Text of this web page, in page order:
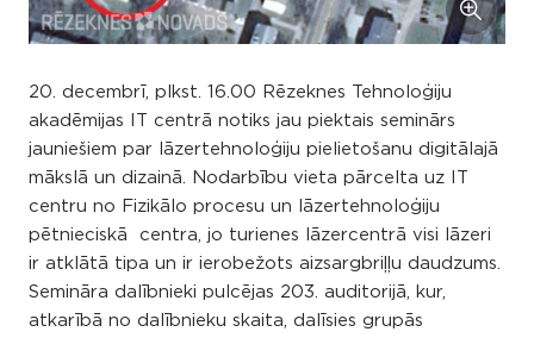
20. decembrī, plkst. 16.00 Rēzeknes Tehnoloģiju
akadēmijas IT centrā notiks jau piektais seminārs
jauniešiem par lāzertehnoloģiju pielietošanu digitālajā
mākslā un dizainā. Nodarbību vieta pārcelta uz IT
centru no Fizikālo procesu un lāzertehnoloģiju
pētnieciskā centra, jo turienes lāzercentrā visi lāzeri
ir atklātā tipa un ir ierobežots aizsargbriļļu daudzums.
Semināra dalībnieki pulcējas 203. auditorijā, kur,
atkarībā no dalībnieku skaita, dalīsies grupās